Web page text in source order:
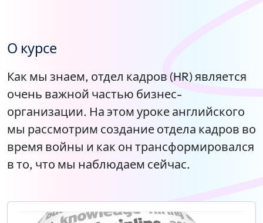
О курсе
Как мы знаем, отдел кадров (HR) является
очень важной частью бизнес-
организации. На этом уроке английского
мы рассмотрим создание отдела кадров во
время войны и как он трансформировался
в то, что мы наблюдаем сейчас.